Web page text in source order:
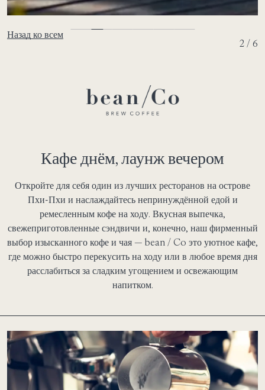
Назад ко всем
2 / 6
Кафе днём, лаунж вечером
Откройте для себя один из лучших ресторанов на острове
Пхи-Пхи и наслаждайтесь непринуждённой едой и
ремесленным кофе на ходу. Вкусная выпечка,
свежеприготовленные сэндвичи и, конечно, наш фирменный
выбор изысканного кофе и чая — bean / Co это уютное кафе,
где можно быстро перекусить на ходу или в любое время дня
расслабиться за сладким угощением и освежающим
напитком.